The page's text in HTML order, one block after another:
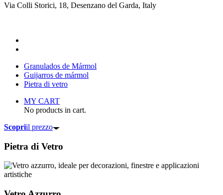
Via Colli Storici, 18, Desenzano del Garda, Italy
Granulados de Mármol
Guijarros de mármol
Pietra di vetro
MY CART
No products in cart.
Scopriil prezzo
Pietra di Vetro